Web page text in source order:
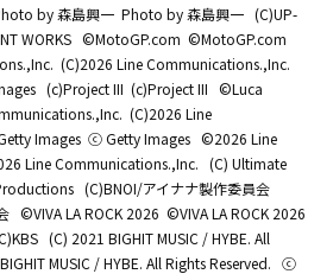
by 森島興一 Photo by 森島興一 (C)UP-
WORKS ©MotoGP.com ©MotoGP.com
(C)2026 Line Communications.,Inc.
(c)Project III (c)Project III ©Luca
(C)2026 Line
Images ⓒ Getty Images ©2026 Line
Line Communications.,Inc. (C) Ultimate
(C)BNOI/アイナナ製作委員会
©️VIVA LA ROCK 2026 ©️VIVA LA ROCK 2026
(C) 2021 BIGHIT MUSIC / HYBE. All
MUSIC / HYBE. All Rights Reserved. ⓒ